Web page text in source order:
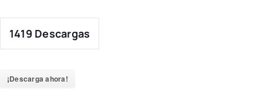
1419 Descargas
¡Descarga ahora!